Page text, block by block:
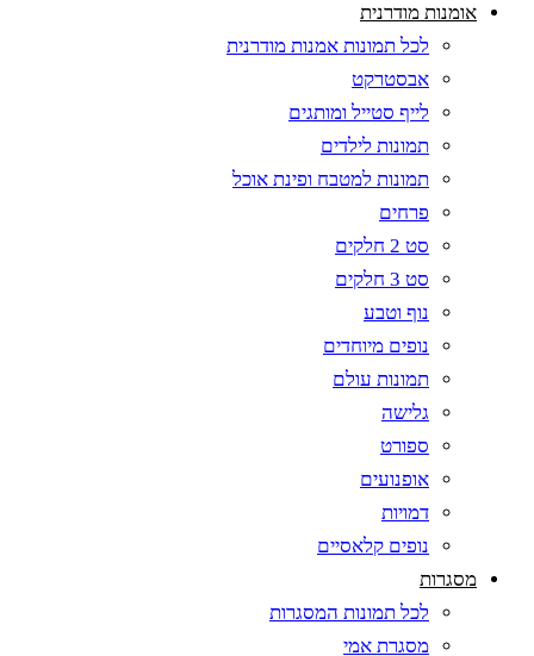
אומנות מודרנית
לכל תמונות אמנות מודרנית
אבסטרקט
לייף סטייל ומותגים
תמונות לילדים
תמונות למטבח ופינת אוכל
פרחים
סט 2 חלקים
סט 3 חלקים
נוף וטבע
נופים מיוחדים
תמונות עולם
גלישה
ספורט
אופנועים
דמויות
נופים קלאסיים
מסגרות
לכל תמונות המסגרות
מסגרת אמי